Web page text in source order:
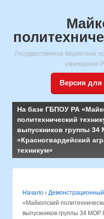
Государственное бюджетное
учреждение
Версия
На базе ГБПОУ РА
политехнический
выпускников группы
«Красногвардейский
техникум»
Начало › Демонстрационный
«Майкопский
выпускников группы 34